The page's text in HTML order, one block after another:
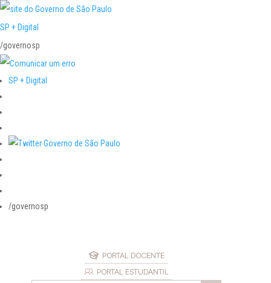
SP + Digital
/governosp
SP + Digital
/governosp
PORTAL DOCENTE
PORTAL ESTUDANTIL